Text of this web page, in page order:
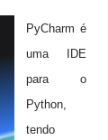
PyCharm é
uma IDE
para o
Python,
tendo